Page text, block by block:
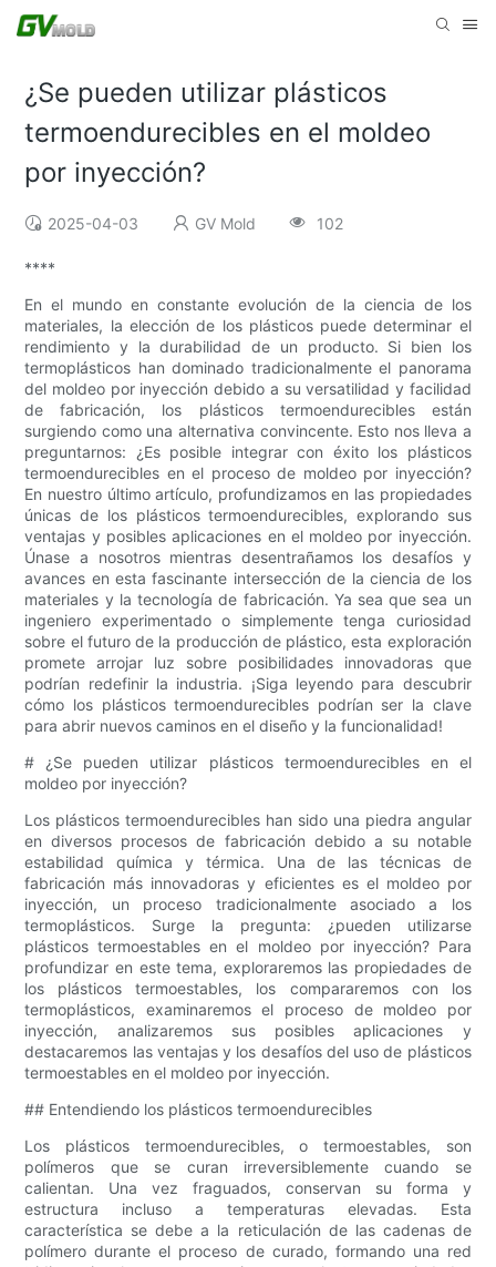
¿Se pueden utilizar plásticos
termoendurecibles en el moldeo
por inyección?
2025-04-03 GV Mold 102
****
En el mundo en constante evolución de la ciencia de los
materiales, la elección de los plásticos puede determinar el
rendimiento y la durabilidad de un producto. Si bien los
termoplásticos han dominado tradicionalmente el panorama
del moldeo por inyección debido a su versatilidad y facilidad
de fabricación, los plásticos termoendurecibles están
surgiendo como una alternativa convincente. Esto nos lleva a
preguntarnos: ¿Es posible integrar con éxito los plásticos
termoendurecibles en el proceso de moldeo por inyección?
En nuestro último artículo, profundizamos en las propiedades
únicas de los plásticos termoendurecibles, explorando sus
ventajas y posibles aplicaciones en el moldeo por inyección.
Únase a nosotros mientras desentrañamos los desafíos y
avances en esta fascinante intersección de la ciencia de los
materiales y la tecnología de fabricación. Ya sea que sea un
ingeniero experimentado o simplemente tenga curiosidad
sobre el futuro de la producción de plástico, esta exploración
promete arrojar luz sobre posibilidades innovadoras que
podrían redefinir la industria. ¡Siga leyendo para descubrir
cómo los plásticos termoendurecibles podrían ser la clave
para abrir nuevos caminos en el diseño y la funcionalidad!
# ¿Se pueden utilizar plásticos termoendurecibles en el
moldeo por inyección?
Los plásticos termoendurecibles han sido una piedra angular
en diversos procesos de fabricación debido a su notable
estabilidad química y térmica. Una de las técnicas de
fabricación más innovadoras y eficientes es el moldeo por
inyección, un proceso tradicionalmente asociado a los
termoplásticos. Surge la pregunta: ¿pueden utilizarse
plásticos termoestables en el moldeo por inyección? Para
profundizar en este tema, exploraremos las propiedades de
los plásticos termoestables, los compararemos con los
termoplásticos, examinaremos el proceso de moldeo por
inyección, analizaremos sus posibles aplicaciones y
destacaremos las ventajas y los desafíos del uso de plásticos
termoestables en el moldeo por inyección.
## Entendiendo los plásticos termoendurecibles
Los plásticos termoendurecibles, o termoestables, son
polímeros que se curan irreversiblemente cuando se
calientan. Una vez fraguados, conservan su forma y
estructura incluso a temperaturas elevadas. Esta
característica se debe a la reticulación de las cadenas de
polímero durante el proceso de curado, formando una red